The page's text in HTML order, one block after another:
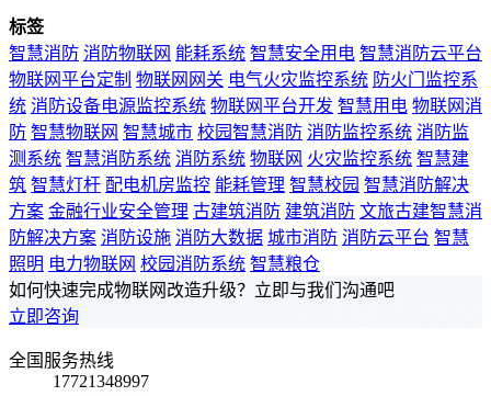
标签
智慧消防 消防物联网 能耗系统 智慧安全用电 智慧消防云平台
物联网平台定制 物联网网关 电气火灾监控系统 防火门监控系
统 消防设备电源监控系统 物联网平台开发 智慧用电 物联网消
防 智慧物联网 智慧城市 校园智慧消防 消防监控系统 消防监
测系统 智慧消防系统 消防系统 物联网 火灾监控系统 智慧建
筑 智慧灯杆 配电机房监控 能耗管理 智慧校园 智慧消防解决
方案 金融行业安全管理 古建筑消防 建筑消防 文旅古建智慧消
防解决方案 消防设施 消防大数据 城市消防 消防云平台 智慧
照明 电力物联网 校园消防系统 智慧粮仓
如何快速完成物联网改造升级？立即与我们沟通吧
立即咨询
全国服务热线
17721348997